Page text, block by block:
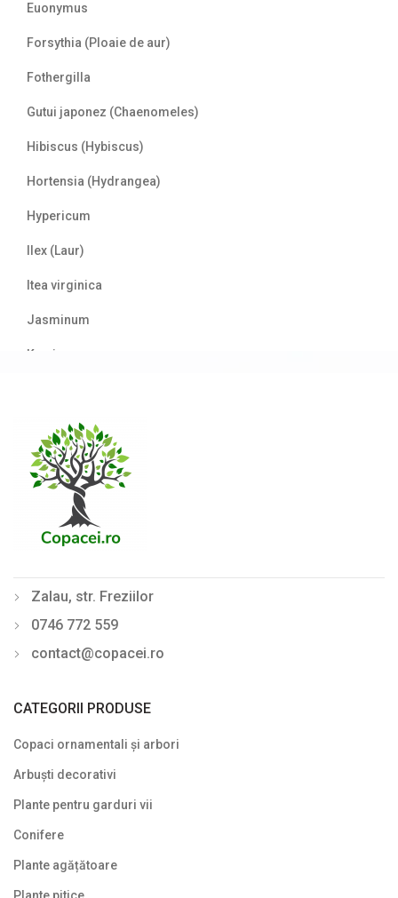
Euonymus
Forsythia (Ploaie de aur)
Fothergilla
Gutui japonez (Chaenomeles)
Hibiscus (Hybiscus)
Hortensia (Hydrangea)
Hypericum
Ilex (Laur)
Itea virginica
Jasminum
Kerria
Lemn câinesc (Ligustrum)
Liliac de vară (Buddleja davidii)
Mahonia
Philadelphus (Lămâiță)
Physocarpus
Pyracantha
Sălcioară (Elaeagnus)
Soc (Sambucus)
Spiraea (Cununiță)
Symphoricarpos
Syringa (Liliac)
Tamarix
Zalau, str. Freziilor
0746 772 559
contact@copacei.ro
CATEGORII PRODUSE
Copaci ornamentali și arbori
Arbuști decorativi
Plante pentru garduri vii
Conifere
Plante agățătoare